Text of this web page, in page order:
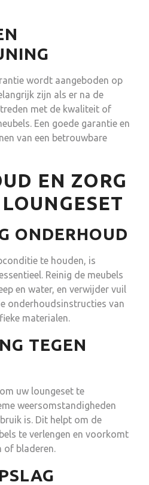
wordt aangeboden op
zijn als er na de
met de kwaliteit of
Een goede garantie en
van een betrouwbare
EN ZORG
ONDERHOUD
te houden, is
Reinig de meubels
en water, en verwijder vuil
onderhoudsinstructies van
materialen.
TEGEN
uw loungeset te
weersomstandigheden
is. Dit helpt om de
te verlengen en voorkomt
of bladeren.